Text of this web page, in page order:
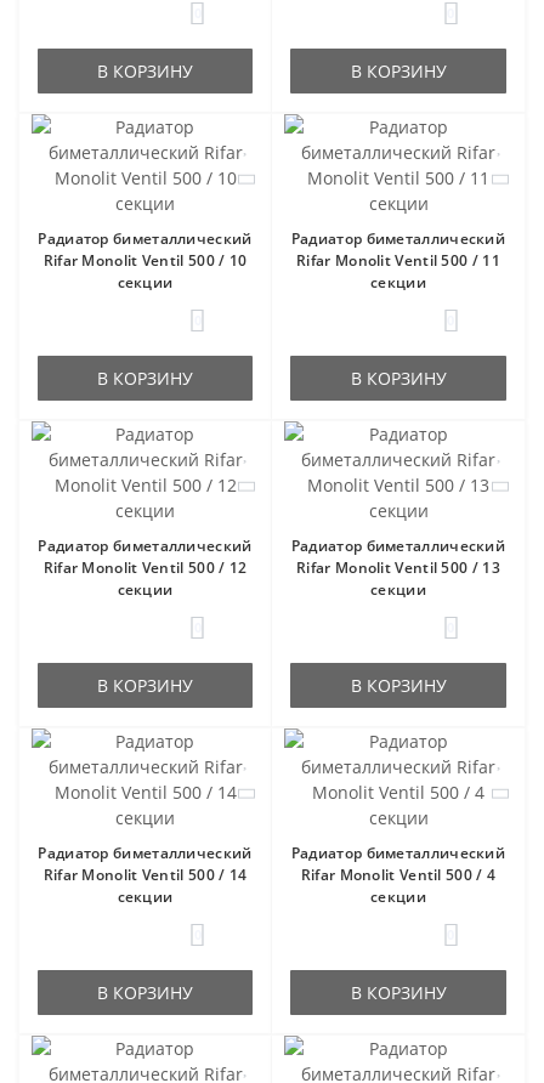
В КОРЗИНУ В КОРЗИНУ
Радиатор биметаллический
Rifar Monolit Ventil 500 / 10
секции
В КОРЗИНУ
Радиатор биметаллический
Rifar Monolit Ventil 500 / 11
секции
В КОРЗИНУ
Радиатор биметаллический
Rifar Monolit Ventil 500 / 12
секции
В КОРЗИНУ
Радиатор биметаллический
Rifar Monolit Ventil 500 / 13
секции
В КОРЗИНУ
Радиатор биметаллический
Rifar Monolit Ventil 500 / 14
секции
В КОРЗИНУ
Радиатор биметаллический
Rifar Monolit Ventil 500 / 4
секции
В КОРЗИНУ